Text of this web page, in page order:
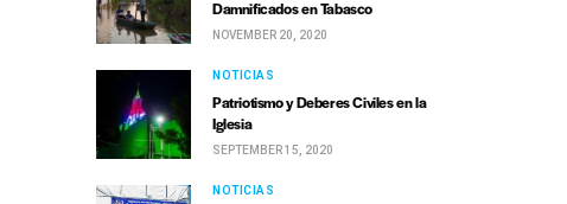
Damnificados en Tabasco
NOVEMBER 20, 2020
NOTICIAS
Patriotismo y Deberes Civiles en la
Iglesia
SEPTEMBER 15, 2020
NOTICIAS